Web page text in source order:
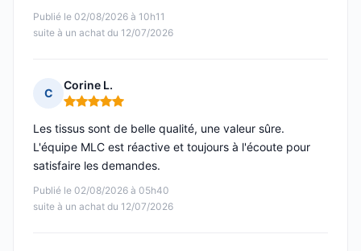
Publié le 02/08/2026 à 10h11
suite à un achat du 12/07/2026
C
Corine L.
Note : 5 sur 5
Publié le 02/08/2026 à 05h40
suite à un achat du 12/07/2026
Les tissus sont de belle qualité, une valeur sûre.
L'équipe MLC est réactive et toujours à l'écoute pour
satisfaire les demandes.